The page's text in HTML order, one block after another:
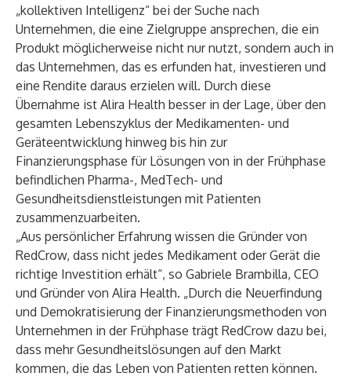
„kollektiven Intelligenz“ bei der Suche nach
Unternehmen, die eine Zielgruppe ansprechen, die ein
Produkt möglicherweise nicht nur nutzt, sondern auch in
das Unternehmen, das es erfunden hat, investieren und
eine Rendite daraus erzielen will. Durch diese
Übernahme ist Alira Health besser in der Lage, über den
gesamten Lebenszyklus der Medikamenten- und
Geräteentwicklung hinweg bis hin zur
Finanzierungsphase für Lösungen von in der Frühphase
befindlichen Pharma-, MedTech- und
Gesundheitsdienstleistungen mit Patienten
zusammenzuarbeiten.
„Aus persönlicher Erfahrung wissen die Gründer von
RedCrow, dass nicht jedes Medikament oder Gerät die
richtige Investition erhält“, so Gabriele Brambilla, CEO
und Gründer von Alira Health. „Durch die Neuerfindung
und Demokratisierung der Finanzierungsmethoden von
Unternehmen in der Frühphase trägt RedCrow dazu bei,
dass mehr Gesundheitslösungen auf den Markt
kommen, die das Leben von Patienten retten können.